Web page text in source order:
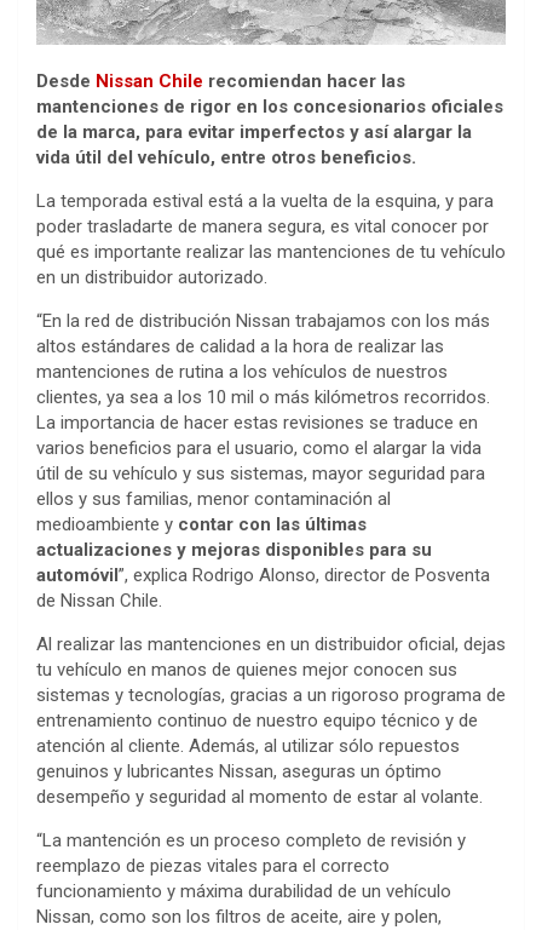
Desde Nissan Chile recomiendan hacer las
mantenciones de rigor en los concesionarios oficiales
de la marca, para evitar imperfectos y así alargar la
vida útil del vehículo, entre otros beneficios.
La temporada estival está a la vuelta de la esquina, y para
poder trasladarte de manera segura, es vital conocer por
qué es importante realizar las mantenciones de tu vehículo
en un distribuidor autorizado.
“En la red de distribución Nissan trabajamos con los más
altos estándares de calidad a la hora de realizar las
mantenciones de rutina a los vehículos de nuestros
clientes, ya sea a los 10 mil o más kilómetros recorridos.
La importancia de hacer estas revisiones se traduce en
varios beneficios para el usuario, como el alargar la vida
útil de su vehículo y sus sistemas, mayor seguridad para
ellos y sus familias, menor contaminación al
medioambiente y contar con las últimas
actualizaciones y mejoras disponibles para su
automóvil”, explica Rodrigo Alonso, director de Posventa
de Nissan Chile.
Al realizar las mantenciones en un distribuidor oficial, dejas
tu vehículo en manos de quienes mejor conocen sus
sistemas y tecnologías, gracias a un rigoroso programa de
entrenamiento continuo de nuestro equipo técnico y de
atención al cliente. Además, al utilizar sólo repuestos
genuinos y lubricantes Nissan, aseguras un óptimo
desempeño y seguridad al momento de estar al volante.
“La mantención es un proceso completo de revisión y
reemplazo de piezas vitales para el correcto
funcionamiento y máxima durabilidad de un vehículo
Nissan, como son los filtros de aceite, aire y polen,